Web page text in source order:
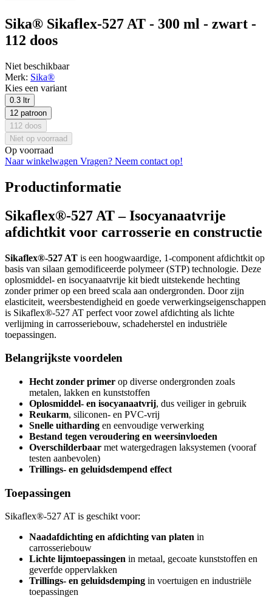
Sika® Sikaflex-527 AT - 300 ml - zwart -
112 doos
Niet beschikbaar
Merk: Sika®
Kies een variant
0.3 ltr
12 patroon
112 doos
Niet op voorraad
Op voorraad
Naar winkelwagen Vragen? Neem contact op!
Productinformatie
Sikaflex®-527 AT – Isocyanaatvrije
afdichtkit voor carrosserie en constructie
Sikaflex®-527 AT is een hoogwaardige, 1-component afdichtkit op
basis van silaan gemodificeerde polymeer (STP) technologie. Deze
oplosmiddel- en isocyanaatvrije kit biedt uitstekende hechting
zonder primer op een breed scala aan ondergronden. Door zijn
elasticiteit, weersbestendigheid en goede verwerkingseigenschappen
is Sikaflex®-527 AT perfect voor zowel afdichting als lichte
verlijming in carrosseriebouw, schadeherstel en industriële
toepassingen.
Belangrijkste voordelen
Hecht zonder primer op diverse ondergronden zoals
metalen, lakken en kunststoffen
Oplosmiddel- en isocyanaatvrij, dus veiliger in gebruik
Reukarm, siliconen- en PVC-vrij
Snelle uitharding en eenvoudige verwerking
Bestand tegen veroudering en weersinvloeden
Overschilderbaar met watergedragen laksystemen (vooraf
testen aanbevolen)
Trillings- en geluidsdempend effect
Toepassingen
Sikaflex®-527 AT is geschikt voor:
Naadafdichting en afdichting van platen in
carrosseriebouw
Lichte lijmtoepassingen in metaal, gecoate kunststoffen en
geverfde oppervlakken
Trillings- en geluidsdemping in voertuigen en industriële
toepassingen